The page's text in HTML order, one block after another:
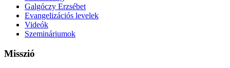
Galgóczy Erzsébet
Evangelizációs levelek
Videók
Szemináriumok
Misszió